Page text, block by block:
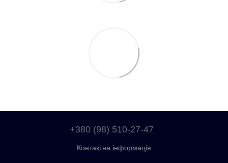
+380 (98) 510-27-47
Контактна інформація